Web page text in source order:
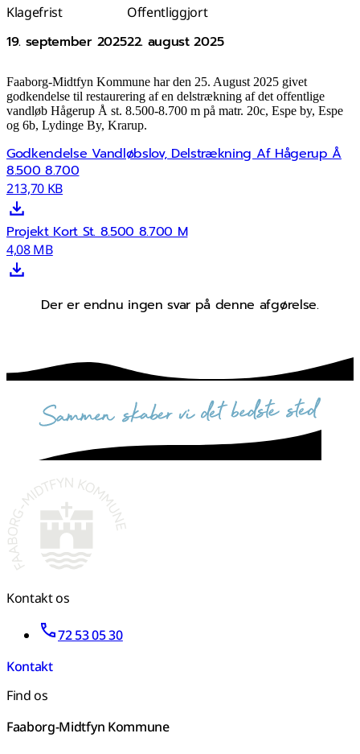
Klagefrist
19. september 2025
Offentliggjort
22. august 2025
Faaborg-Midtfyn Kommune har den 25. August 2025 givet
godkendelse til restaurering af en delstrækning af det offentlige
vandløb Hågerup Å st. 8.500-8.700 m på matr. 20c, Espe by, Espe
og 6b, Lydinge By, Krarup.
Godkendelse Vandløbslov, Delstrækning Af Hågerup Å
8.500 8.700
213,70 KB
Projekt Kort St. 8.500 8.700 M
4,08 MB
Der er endnu ingen svar på denne afgørelse.
sammen skaber vi det bedste sted
Kontakt os
72 53 05 30
Kontakt
Find os
Faaborg-Midtfyn Kommune